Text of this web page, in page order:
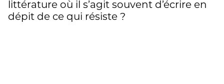
littérature où il s’agit souvent d’écrire en
dépit de ce qui résiste ?